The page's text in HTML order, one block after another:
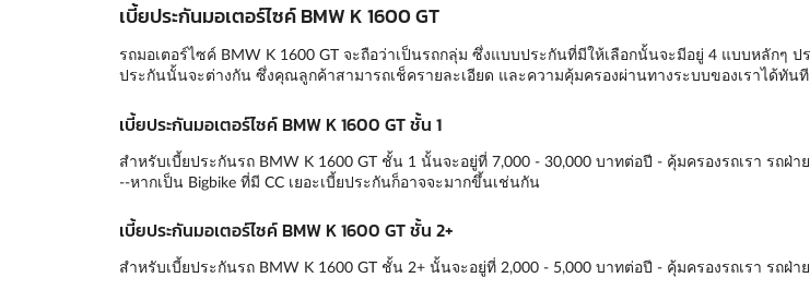
เบี้ยประกันมอเตอร์ไซค์ BMW K 1600 GT
รถมอเตอร์ไซค์ BMW K 1600 GT จะถือว่าเป็นรถกลุ่ม ซึ่งแบบประกันที่มีให้เลือกนั้นจะมีอยู่ 4 แบบหลักๆ ป
ประกันนั้นจะต่างกัน ซึ่งคุณลูกค้าสามารถเช็ครายละเอียด และความคุ้มครองผ่านทางระบบของเราได้ทั
เบี้ยประกันมอเตอร์ไซค์ BMW K 1600 GT ชั้น 1
สำหรับเบี้ยประกันรถ BMW K 1600 GT ชั้น 1 นั้นจะอยู่ที่ 7,000 - 30,000 บาทต่อปี - คุ้มครองรถเรา รถ
--หากเป็น Bigbike ที่มี CC เยอะเบี้ยประกันก็อาจจะมากขึ้นเช่นกัน
เบี้ยประกันมอเตอร์ไซค์ BMW K 1600 GT ชั้น 2+
สำหรับเบี้ยประกันรถ BMW K 1600 GT ชั้น 2+ นั้นจะอยู่ที่ 2,000 - 5,000 บาทต่อปี - คุ้มครองรถเรา รถ